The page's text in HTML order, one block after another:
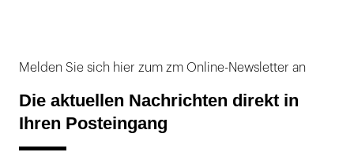
Melden Sie sich hier zum zm Online-Newsletter an
Die aktuellen Nachrichten direkt in
Ihren Posteingang